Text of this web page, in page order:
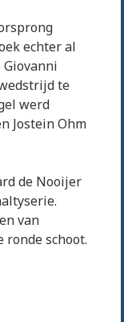
echter al
te
werd
Jostein Ohm
de Nooijer
van
ronde schoot.